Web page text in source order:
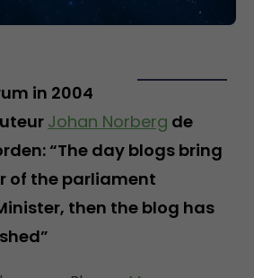
in 2004
Johan Norberg de
“The day blogs bring
of the parliament
then the blog has